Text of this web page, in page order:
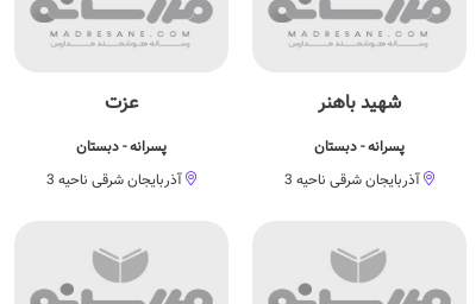
شهید باهنر
پسرانه - دبستان
آذربایجان شرقی ناحیه 3
عزت
پسرانه - دبستان
آذربایجان شرقی ناحیه 3